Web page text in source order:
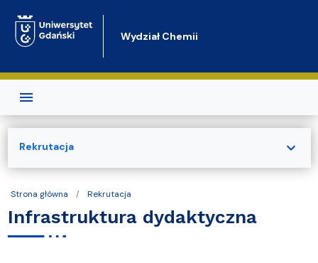
Wydział Chemii
Strona główna Rekrutacja
Infrastruktura dydaktyczna
Rekrutacja expand_more